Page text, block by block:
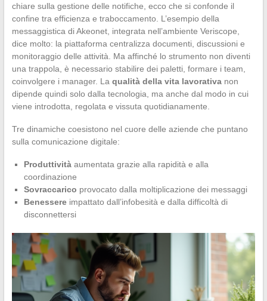
chiare sulla gestione delle notifiche, ecco che si confonde il
confine tra efficienza e traboccamento. L’esempio della
messaggistica di Akeonet, integrata nell’ambiente Veriscope,
dice molto: la piattaforma centralizza documenti, discussioni e
monitoraggio delle attività. Ma affinché lo strumento non diventi
una trappola, è necessario stabilire dei paletti, formare i team,
coinvolgere i manager. La qualità della vita lavorativanon
dipende quindi solo dalla tecnologia, ma anche dal modo in cui
viene introdotta, regolata e vissuta quotidianamente.
Tre dinamiche coesistono nel cuore delle aziende che puntano
sulla comunicazione digitale:
Produttivitàaumentata grazie alla rapidità e alla
coordinazione
Sovraccarico provocato dalla moltiplicazione dei messaggi
Benessereimpattato dall’infobesità e dalla difficoltà di
disconnettersi